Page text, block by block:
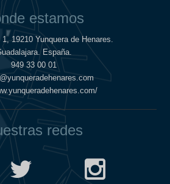
estamos
19210 Yunquera de Henares.
España.
949 33 00 01
redes